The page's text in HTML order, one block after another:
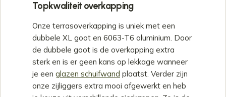
Topkwaliteit overkapping
Onze terrasoverkapping is uniek met een
dubbele XL goot en 6063-T6 aluminium. Door
de dubbele goot is de overkapping extra
sterk en is er geen kans op lekkage wanneer
je een glazen schuifwand plaatst. Verder zijn
onze zijliggers extra mooi afgewerkt en heb